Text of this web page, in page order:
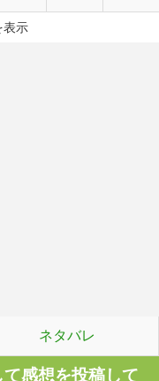
表示
ネタバレ
感想を投稿して